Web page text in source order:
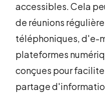
accessibles. Cela
de réunions
téléphoniques, d'e-
plateformes
conçues pour
partage